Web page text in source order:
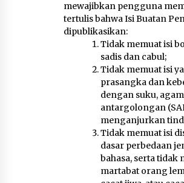
mewajibkan pengguna
tertulis bahwa Isi Buatan
dipublikasikan:
Tidak memuat isi
sadis dan cabul;
Tidak memuat isi
prasangka dan
dengan suku,
antargolongan
menganjurkan
Tidak memuat isi
dasar perbedaan
bahasa, serta tidak
martabat orang